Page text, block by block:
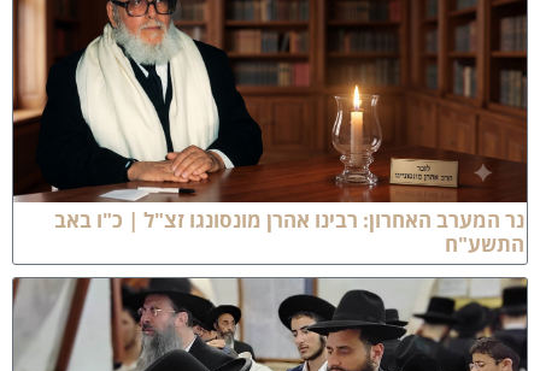
המערב האחרון: רבינו אהרן מונסונגו זצ"ל | כ"ו באב